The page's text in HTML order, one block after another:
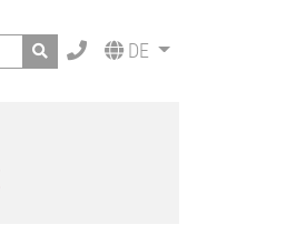
DE